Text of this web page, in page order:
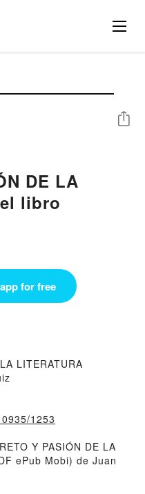
DE LA
libro
Share
for free
LITERATURA
1253
Y PASIÓN DE LA
ePub Mobi) de Juan